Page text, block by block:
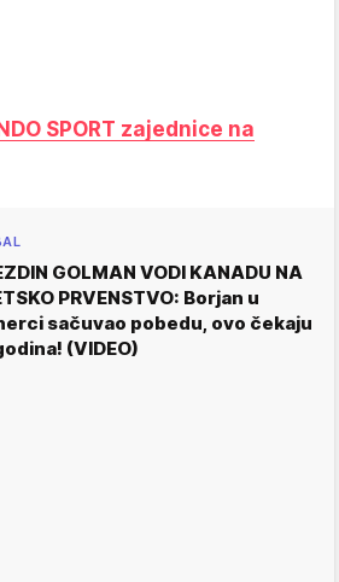
SPORT zajednice na
GOLMAN VODI KANADU NA
PRVENSTVO: Borjan u
sačuvao pobedu, ovo čekaju
(VIDEO)